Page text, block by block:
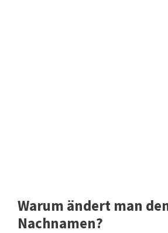
Warum ändert man
Nachnamen?